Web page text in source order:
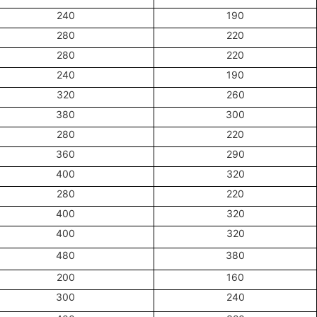
240
190
280
220
280
220
240
190
320
260
380
300
280
220
360
290
400
320
280
220
400
320
400
320
480
380
200
160
300
240